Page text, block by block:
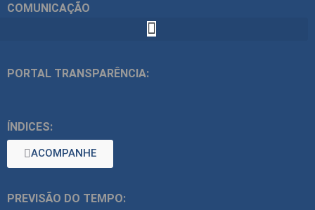
COMUNICAÇÃO
PORTAL TRANSPARÊNCIA:
ÍNDICES:
ACOMPANHE
PREVISÃO DO TEMPO: